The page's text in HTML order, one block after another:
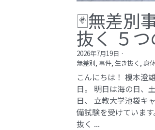
🃏無差別
抜く ５
2026年7月19日 ·
無差別, 事件, 生き抜く, 身
こんにちは！ 榎本澄
日。 明日は海の日、
日、 立教大学池袋キ
備試験を受けていま
抜く ...